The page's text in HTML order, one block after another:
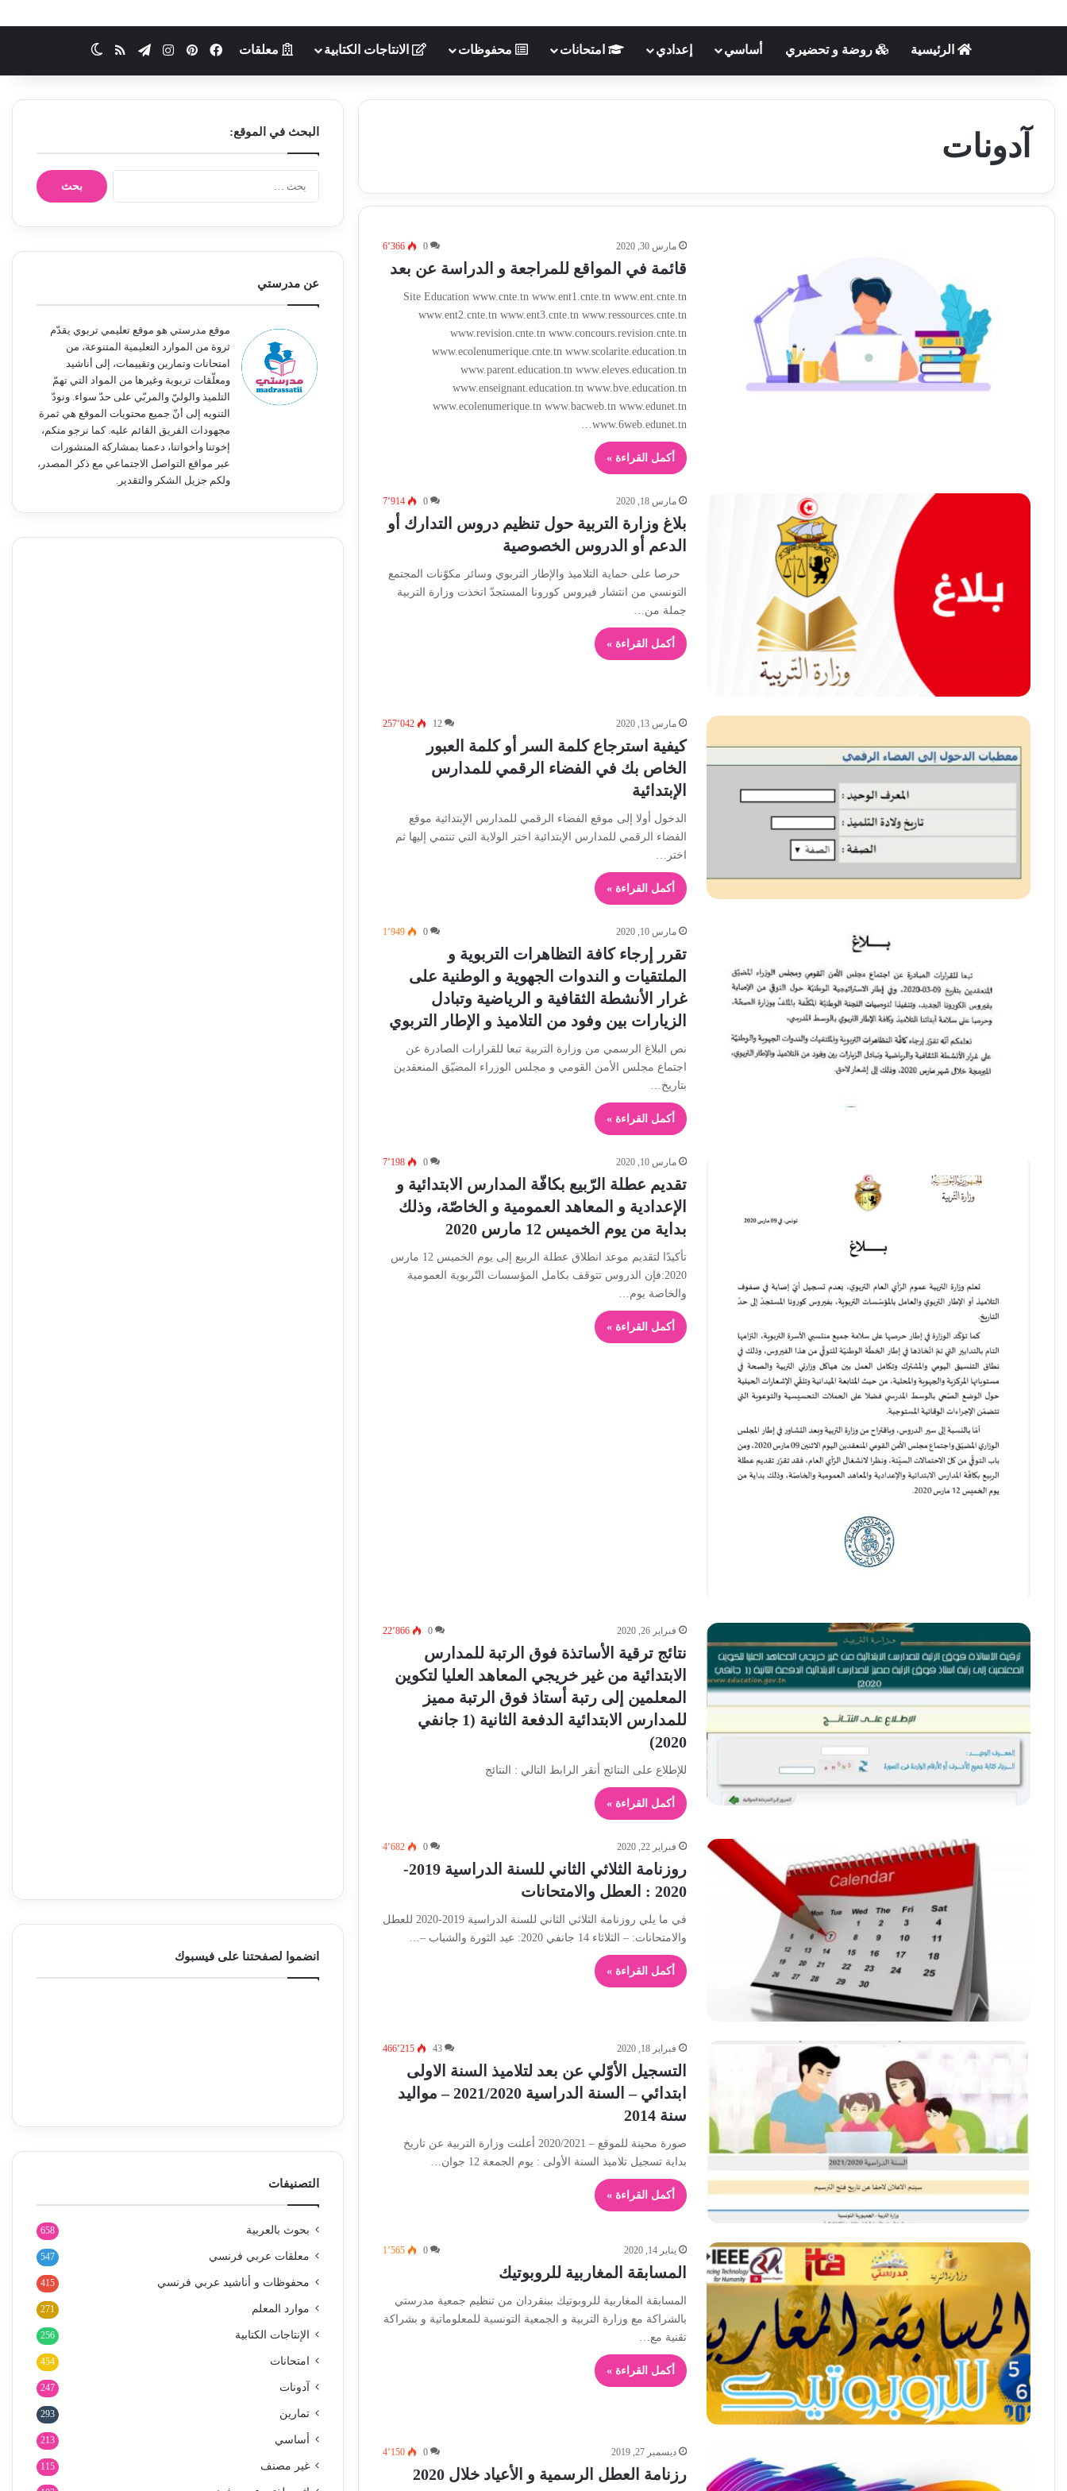
الرئيسية روضة و تحضيري أساسي إعدادي امتحانات محفوظات الانتاجات الكتابية معلقات فيسبوكبينتيريستانستقرامتيلقرامملخص الموقع RSS
آدونات
مارس 30, 2020 0 6٬366
قائمة في المواقع للمراجعة و الدراسة عن بعد
Site Education www.cnte.tn www.ent1.cnte.tn www.ent.cnte.tn
www.ent2.cnte.tn www.ent3.cnte.tn www.ressources.cnte.tn
www.revision.cnte.tn www.concours.revision.cnte.tn
www.ecolenumerique.cnte.tn www.scolarite.education.tn
www.parent.education.tn www.eleves.education.tn
www.enseignant.education.tn www.bve.education.tn
www.ecolenumerique.tn www.bacweb.tn www.edunet.tn
www.6web.edunet.tn…
أكمل القراءة »
مارس 18, 2020 0 7٬914
بلاغ وزارة التربية حول تنظيم دروس التدارك أو
الدعم أو الدروس الخصوصية
حرصا على حماية التلاميذ والإطار التربوي وسائر مكوّنات المجتمع
التونسي من انتشار فيروس كورونا المستجدّ اتخذت وزارة التربية
جملة من…
أكمل القراءة »
مارس 13, 2020 12 257٬042
كيفية استرجاع كلمة السر أو كلمة العبور
الخاص بك في الفضاء الرقمي للمدارس
الإبتدائية
الدخول أولا إلى موقع الفضاء الرقمي للمدارس الإبتدائية موقع
الفضاء الرقمي للمدارس الإبتدائية اختر الولاية التي تنتمي إليها ثم
اختر…
أكمل القراءة »
مارس 10, 2020 0 1٬949
تقرر إرجاء كافة التظاهرات التربوية و
الملتقيات و الندوات الجهوية و الوطنية على
غرار الأنشطة الثقافية و الرياضية وتبادل
الزيارات بين وفود من التلاميذ و الإطار التربوي
نص البلاغ الرسمي من وزارة التربية تبعا للقرارات الصادرة عن
اجتماع مجلس الأمن القومي و مجلس الوزراء المضيّق المنعقدين
بتاريخ…
أكمل القراءة »
مارس 10, 2020 0 7٬198
تقديم عطلة الرّبيع بكافّة المدارس الابتدائية و
الإعدادية و المعاهد العمومية و الخاصّة، وذلك
بداية من يوم الخميس 12 مارس 2020
تأكيدًا لتقديم موعد انطلاق عطلة الربيع إلى يوم الخميس 12 مارس
2020:فإن الدروس تتوقف بكامل المؤسسات التّربوية العمومية
والخاصة يوم…
أكمل القراءة »
فبراير 26, 2020 0 22٬866
نتائج ترقية الأساتذة فوق الرتبة للمدارس
الابتدائية من غير خريجي المعاهد العليا لتكوين
المعلمين إلى رتبة أستاذ فوق الرتبة مميز
للمدارس الابتدائية الدفعة الثانية (1 جانفي
2020)
للإطلاع على النتائج أنقر الرابط التالي : النتائج
أكمل القراءة »
فبراير 22, 2020 0 4٬682
روزنامة الثلاثي الثاني للسنة الدراسية 2019-
2020 : العطل والامتحانات
في ما يلي روزنامة الثلاثي الثاني للسنة الدراسية 2019-2020 للعطل
والامتحانات: – الثلاثاء 14 جانفي 2020: عيد الثورة والشباب –…
أكمل القراءة »
فبراير 18, 2020 43 466٬215
التسجيل الأوّلي عن بعد لتلاميذ السنة الاولى
ابتدائي – السنة الدراسية 2021/2020 – مواليد
سنة 2014
صورة محينة للموقع – 2020/2021 أعلنت وزارة التربية عن تاريخ
بداية تسجيل تلاميذ السنة الأولى : يوم الجمعة 12 جوان…
أكمل القراءة »
يناير 14, 2020 0 1٬565
المسابقة المغاربية للروبوتيك
المسابقة المغاربية للروبوتيك ببنقردان من تنظيم جمعية مدرستي
بالشراكة مع وزارة التربية و الجمعية التونسية للمعلوماتية و بشراكة
تقنية مع…
أكمل القراءة »
ديسمبر 27, 2019 0 4٬150
رزنامة العطل الرسمية و الأعياد خلال 2020
البحث في الموقع:
ح
عن مدرستي
موقع مدرستي هو موقع تعليمي تربوي يقدّم
ثروة من الموارد التعليمية المتنوعة، من
امتحانات وتمارين وتقييمات، إلى أناشيد
ومعلّقات تربوية وغيرها من المواد التي تهمّ
التلميذ والوليّ والمربّي على حدّ سواء. ونودّ
التنويه إلى أنّ جميع محتويات الموقع هي ثمرة
مجهودات الفريق القائم عليه. كما نرجو منكم،
إخوتنا وأخواتنا، دعمنا بمشاركة المنشورات
عبر مواقع التواصل الاجتماعي مع ذكر المصدر،
ولكم جزيل الشكر والتقدير.
انضموا لصفحتنا على فيسبوك
التصنيفات
بحوث بالعربية 658
معلقات عربي فرنسي 547
محفوظات و أناشيد عربي فرنسي 415
موارد المعلم 271
الإنتاجات الكتابية 256
امتحانات 454
آدونات 247
تمارين 293
أساسي 213
غير مصنف 115